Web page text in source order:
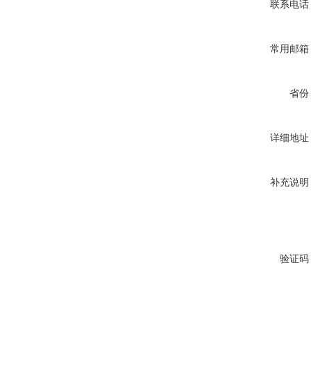
联系电话
常用邮箱
省份
详细地址
补充说明
验证码